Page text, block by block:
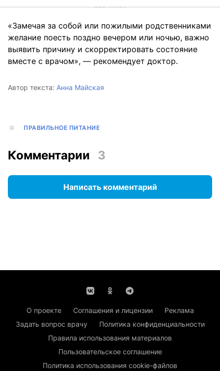
«Замечая за собой или пожилыми родственниками
желание поесть поздно вечером или ночью, важно
выявить причину и скорректировать состояние
вместе с врачом», — рекомендует доктор.
Автор текста: Анна Майская
ПРАВИЛЬНОЕ ПИТАНИЕ
Комментарии 3
Написать комментарий
О проекте Соглашения и лицензии
Реклама
Задать вопрос врачу
Политика конфиденциальности
Правила использования материалов
Пользовательское соглашение
Политика использования cookie-файлов